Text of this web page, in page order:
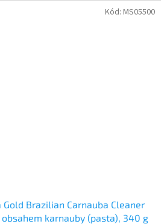
Brazilian Carnauba Cleaner
karnauby (pasta), 340 g
Kód: MS05500